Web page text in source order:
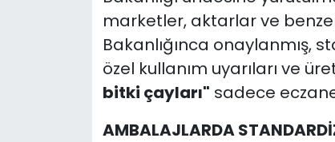
marketler, aktarlar ve
Bakanlığınca onaylanmış,
özel kullanım uyarıları ve
bitki çayları" sadece
AMBALAJLARDA